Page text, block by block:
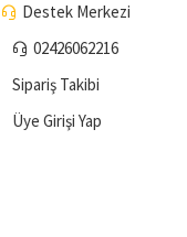
Destek Merkezi
02426062216
Sipariş Takibi
Üye Girişi Yap